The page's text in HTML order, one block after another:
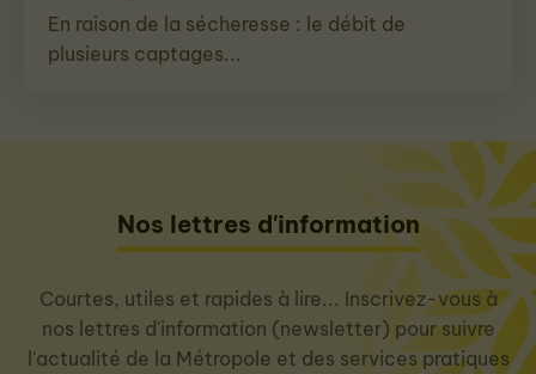
En raison de la sécheresse : le débit de
plusieurs captages...
Nos lettres d'information
Courtes, utiles et rapides à lire... Inscrivez-vous à
nos lettres d'information (newsletter) pour suivre
l'actualité de la Métropole et des services pratiques